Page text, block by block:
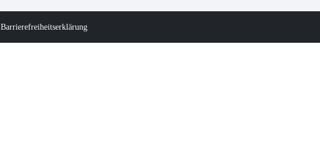
Barrierefreiheitserklärung